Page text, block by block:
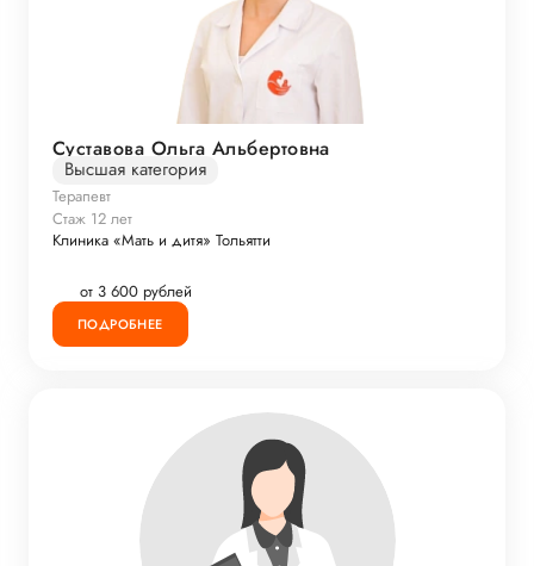
Суставова Ольга Альбертовна
Высшая категория
Терапевт
Стаж 12 лет
Клиника «Мать и дитя» Тольятти
от 3 600 рублей
ПОДРОБНЕЕ